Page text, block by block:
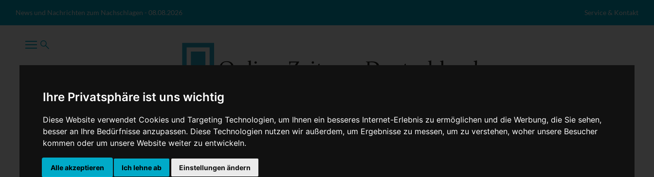
Ihre Privatsphäre ist uns wichtig
Diese Website verwendet Cookies und Targeting Technologien, um Ihnen ein besseres Internet-Erlebnis zu ermöglichen und die Werbung, die Sie sehen,
besser an Ihre Bedürfnisse anzupassen. Diese Technologien nutzen wir außerdem, um Ergebnisse zu messen, um zu verstehen, woher unsere Besucher
kommen oder um unsere Website weiter zu entwickeln.
Alle akzeptieren Ich lehne ab Einstellungen ändern
News und Nachrichten zum Nachschlagen - 08.08.2026 Service & Kontakt
TopNews Politik Sport Wirtschaft Firmennews Gesellschaft